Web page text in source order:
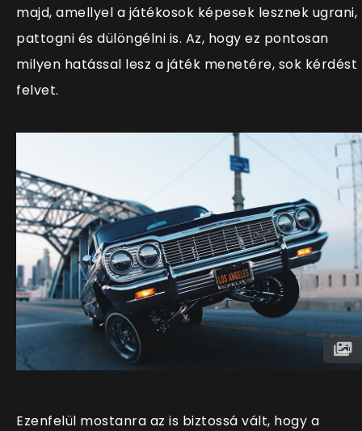
majd, amellyel a játékosok képesek lesznek ugrani,
pattogni és dülöngélni is. Az, hogy ez pontosan
milyen hatással lesz a játék menetére, sok kérdést
felvet.
Ezenfelül mostanra az is biztossá vált, hogy a